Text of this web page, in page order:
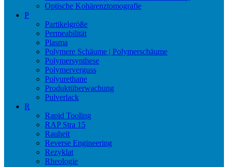
Optische Kohärenztomografie
P
Partikelgröße
Permeabilität
Plasma
Polymere Schäume | Polymerschäume
Polymersynthese
Polymerverguss
Polyurethane
Produktüberwachung
Pulverlack
R
Rapid Tooling
RAP Stra 15
Rauheit
Reverse Engineering
Rezyklat
Rheologie